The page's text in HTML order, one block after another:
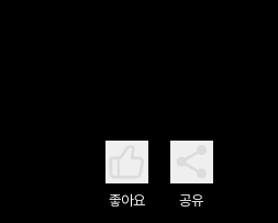
좋아요 공유